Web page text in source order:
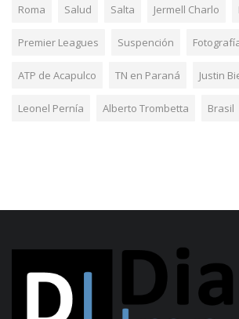
Roma Salud Salta Jermell Charlo
Premier Leagues Suspención
ATP de Acapulco TN en Paraná Justin
Leonel Pernía Alberto Trombetta Brasil